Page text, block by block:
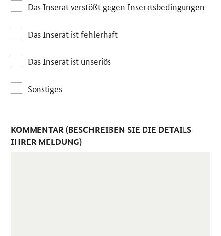
Das Inserat verstößt gegen Inseratsbedingungen
Das Inserat ist fehlerhaft
Das Inserat ist unseriös
Sonstiges
KOMMENTAR (BESCHREIBEN SIE DIE DETAILS
IHRER MELDUNG)